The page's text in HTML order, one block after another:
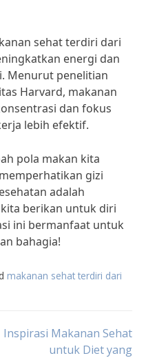
sehat terdiri dari
energi dan
Menurut penelitian
Harvard, makanan
dan fokus
lebih efektif.
pola makan kita
gizi
adalah
berikan untuk diri
ini bermanfaat untuk
bahagia!
makanan sehat terdiri dari
Inspirasi Makanan Sehat
untuk Diet yang